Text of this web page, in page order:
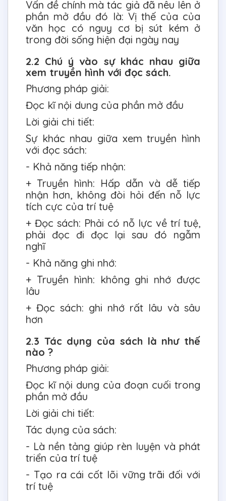
Vấn đề chính mà tác giả đã nêu lên ở
phần mở đầu đó là: Vị thế của của
văn học có nguy cơ bị sút kém ở
trong đời sống hiện đại ngày nay
2.2 Chú ý vào sự khác nhau giữa
xem truyền hình với đọc sách.
Phương pháp giải:
Đọc kĩ nội dung của phần mở đầu
Lời giải chi tiết:
Sự khác nhau giữa xem truyền hình
với đọc sách:
- Khả năng tiếp nhận:
+ Truyền hình: Hấp dẫn và dễ tiếp
nhận hơn, không đòi hỏi đến nỗ lực
tích cực của trí tuệ
+ Đọc sách: Phải có nỗ lực về trí tuệ,
phải đọc đi đọc lại sau đó ngẫm
nghĩ
- Khả năng ghi nhớ:
+ Truyền hình: không ghi nhớ được
lâu
+ Đọc sách: ghi nhớ rất lâu và sâu
hơn
2.3 Tác dụng của sách là như thế
nào ?
Phương pháp giải:
Đọc kĩ nội dung của đoạn cuối trong
phần mở đầu
Lời giải chi tiết:
Tác dụng của sách:
- Là nền tảng giúp rèn luyện và phát
triển của trí tuệ
- Tạo ra cái cốt lõi vững trãi đối với
trí tuệ